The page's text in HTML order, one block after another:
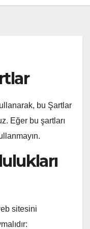
bu Şartlar
Eğer bu şartları
sitesini